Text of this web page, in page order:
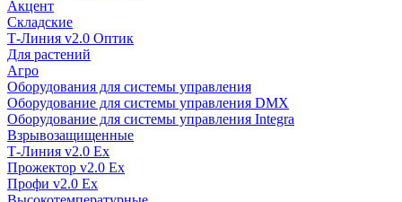
Акцент
Складские
Т-Линия v2.0 Оптик
Для растений
Агро
Оборудования для системы управления
Оборудование для системы управления DMX
Оборудование для системы управления Integra
Взрывозащищенные
Т-Линия v2.0 Ex
Прожектор v2.0 Ex
Профи v2.0 Ex